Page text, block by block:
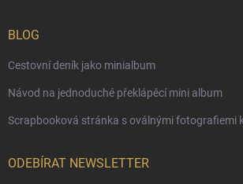
BLOG
Cestovní deník jako minialbum
Návod na jednoduché překlápěcí mini album
Scrapbooková stránka s oválnými fotografiemi
ODEBÍRAT NEWSLETTER